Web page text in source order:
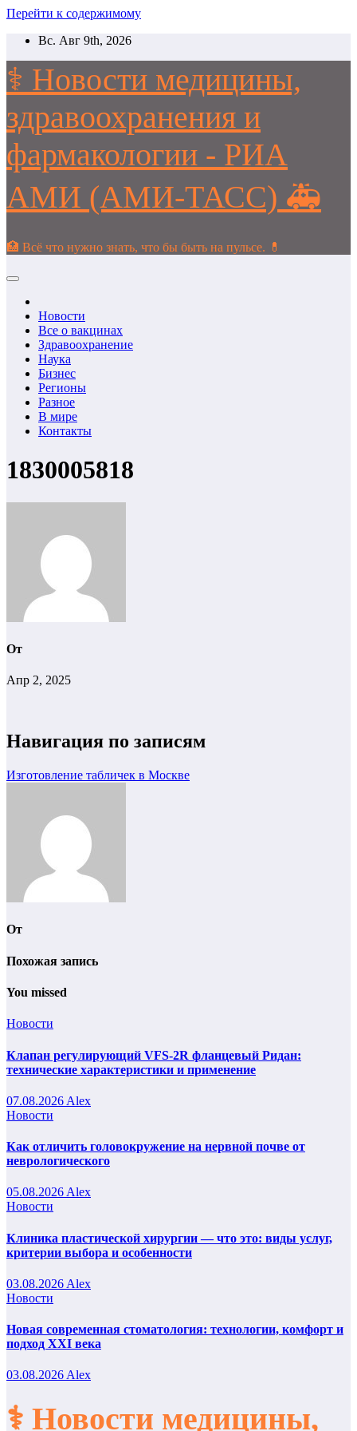
Перейти к содержимому
Вс. Авг 9th, 2026
⚕️ Новости медицины,
здравоохранения и
фармакологии - РИА
АМИ (АМИ-ТАСС) 🚑
🏥 Всё что нужно знать, что бы быть на пульсе. 💊
Новости
Все о вакцинах
Здравоохранение
Наука
Бизнес
Регионы
Разное
В мире
Контакты
1830005818
От
Апр 2, 2025
Навигация по записям
Изготовление табличек в Москве
От
Похожая запись
You missed
Новости
Клапан регулирующий VFS-2R фланцевый Ридан:
технические характеристики и применение
07.08.2026 Alex
Новости
Как отличить головокружение на нервной почве от
неврологического
05.08.2026 Alex
Новости
Клиника пластической хирургии — что это: виды услуг,
критерии выбора и особенности
03.08.2026 Alex
Новости
Новая современная стоматология: технологии, комфорт и
подход XXI века
03.08.2026Alex
⚕️ Новости медицины,